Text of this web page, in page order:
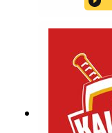
att få en
om vad
till Kalmar